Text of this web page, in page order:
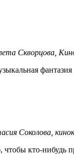
Скворцова,
Соколова,
кто-нибудь